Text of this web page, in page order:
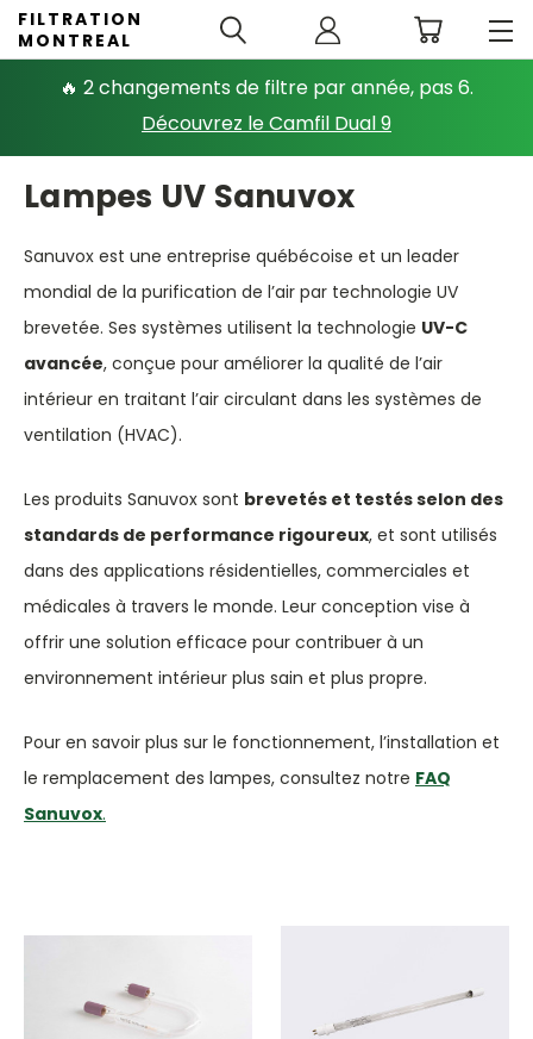
🔥 2 changements de filtre par année, pas 6.
Découvrez le Camfil Dual 9
FILTRATION
MONTREAL
Lampes UV Sanuvox
Sanuvox est une entreprise québécoise et un leader
mondial de la purification de l’air par technologie UV
brevetée. Ses systèmes utilisent la technologie UV-C
avancée, conçue pour améliorer la qualité de l’air
intérieur en traitant l’air circulant dans les systèmes de
ventilation (HVAC).
Les produits Sanuvox sont brevetés et testés selon des
standards de performance rigoureux, et sont utilisés
dans des applications résidentielles, commerciales et
médicales à travers le monde. Leur conception vise à
offrir une solution efficace pour contribuer à un
environnement intérieur plus sain et plus propre.
Pour en savoir plus sur le fonctionnement, l’installation et
le remplacement des lampes, consultez notre FAQ
Sanuvox.